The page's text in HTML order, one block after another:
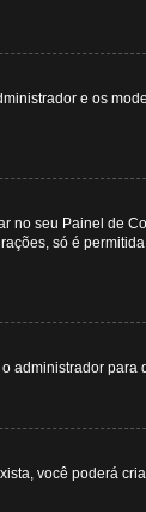
e os
no seu Painel de
só é
administrador
você poderá